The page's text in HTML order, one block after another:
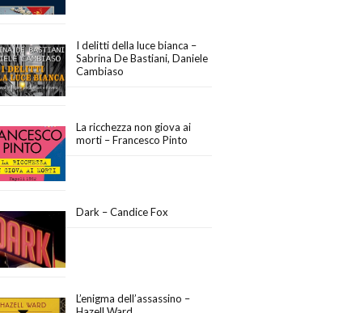
I delitti della luce bianca –
Sabrina De Bastiani, Daniele
Cambiaso
La ricchezza non giova ai
morti – Francesco Pinto
Dark – Candice Fox
L’enigma dell’assassino –